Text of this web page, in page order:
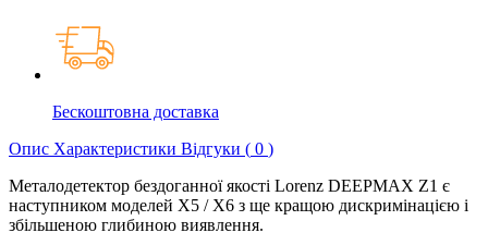
Бескоштовна доставка
Опис Характеристики Відгуки ( 0 )
Металодетектор бездоганної якості Lorenz DEEPMAX Z1 є
наступником моделей X5 / X6 з ще кращою дискримінацією і
збільшеною глибиною виявлення.